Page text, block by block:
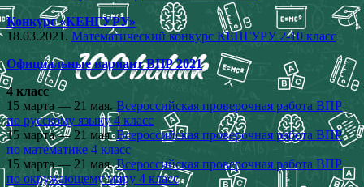
Конкурс «КЕНГУРУ»
18.03.2021. Математический конкурс КЕНГУРУ 2-10 класс
Официальные вариант ВПР 2021
4 класс
15 марта — 21 мая. Всероссийская проверочная работа ВПР
по русскому языку 4 класс
15 марта — 21 мая.Всероссийская проверочная работа ВПР
по математике 4 класс
15 марта — 21 мая.Всероссийская проверочная работа ВПР
по окружающему миру 4 класс